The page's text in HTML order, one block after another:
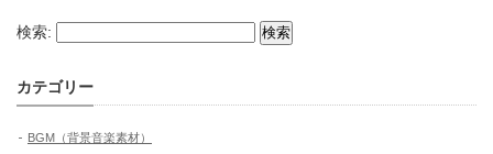
検索:
カテゴリー
BGM（背景音楽素材）